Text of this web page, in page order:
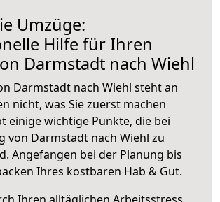
Umzüge:
Hilfe für Ihren
Darmstadt nach Wiehl
Darmstadt nach Wiehl steht an
nicht, was Sie zuerst machen
einige wichtige Punkte, die bei
von Darmstadt nach Wiehl zu
Angefangen bei der Planung bis
Ihres kostbaren Hab & Gut.